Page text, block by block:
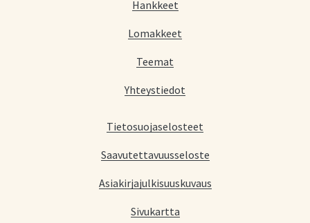
Hankkeet
Lomakkeet
Teemat
Yhteystiedot
Tietosuojaselosteet
Saavutettavuusseloste
Asiakirjajulkisuuskuvaus
Sivukartta